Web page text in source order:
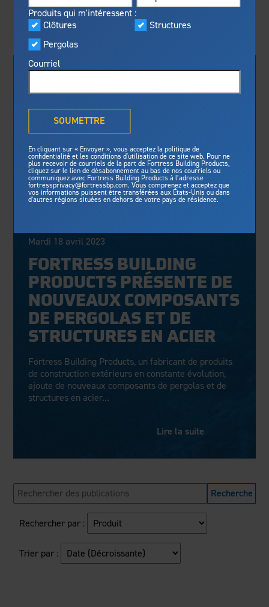
Produits qui m'intéressent :
Clôtures
Structures
Pergolas
Courriel
SOUMETTRE
En cliquant sur « Envoyer », vous acceptez la politique de
confidentialité et les conditions d'utilisation de ce site web. Pour ne
plus recevoir de courriels de la part de Fortress Building Products,
cliquez sur le lien de désabonnement au bas de nos courriels ou
communiquez avec Fortress Building Products à l’adresse
fortressprivacy@fortressbp.com. Vous comprenez et acceptez que
vos informations puissent être transférées aux États-Unis ou dans
d'autres régions situées en dehors de votre pays de résidence.
En vedette
Fabriqué pour la sécurité
Fortress
contre les tempêtes et des
tranquilité d’esprit de longue
durée.
Voyez pourquoi nous sommes
Structures
Structure d'acier pour terrasse
Clôtures
Clôtures en acier
Clôture en aluminium
Pergolas
Pergolas Evolution
Nouveauxensembles de pergolas
Voir les produits par secteur
Outdurable Living
Actualités et médias
Durabilité
Carrières
Donner au suivant
Nous contacter
Couverture médiatique
Visualiseur
Galerie
Blogue
Études de cas
Fortress Master Class
Guides d'installation
FAQ
Documentation
Dessins et spécifications
Garantie
Entretien et soin
Rapports des tests de conformité
Demande de retrait
Fortress 411
Fichiers ARCAT
Émission The Outdurable Living®
NOUVEAUTÉS EN VEDETTE
Fortress
Mardi 18 avril 2023
FORTRESS BUILDING
PRODUCTS PRÉSENTE DE
NOUVEAUX COMPOSANTS
DE PERGOLAS ET DE
STRUCTURES EN ACIER
Fortress Building Products, un fabricant de produits
de construction extérieurs en constante évolution,
ajoute de nouveaux composants de pergolas et de
structures en acier...
Lire la suite
Rechercher par :
Trier par :